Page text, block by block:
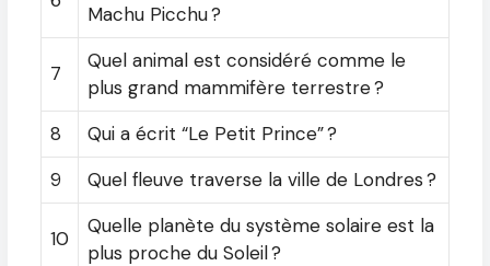
Machu Picchu ?
7
Quel animal est considéré comme le
plus grand mammifère terrestre ?
8
Qui a écrit “Le Petit Prince” ?
9
Quel fleuve traverse la ville de Londres ?
10
Quelle planète du système solaire est la
plus proche du Soleil ?